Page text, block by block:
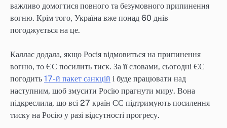
важливо домогтися повного та безумовного припинення
вогню. Крім того, Україна вже понад 60 днів
погоджується на це.
Каллас додала, якщо Росія відмовиться на припинення
вогню, то ЄС посилить тиск. За її словами, сьогодні ЄС
погодить 17-й пакет санкцій і буде працювати над
наступним, щоб змусити Росію прагнути миру. Вона
підкреслила, що всі 27 країн ЄС підтримують посилення
тиску на Росію у разі відсутності прогресу.